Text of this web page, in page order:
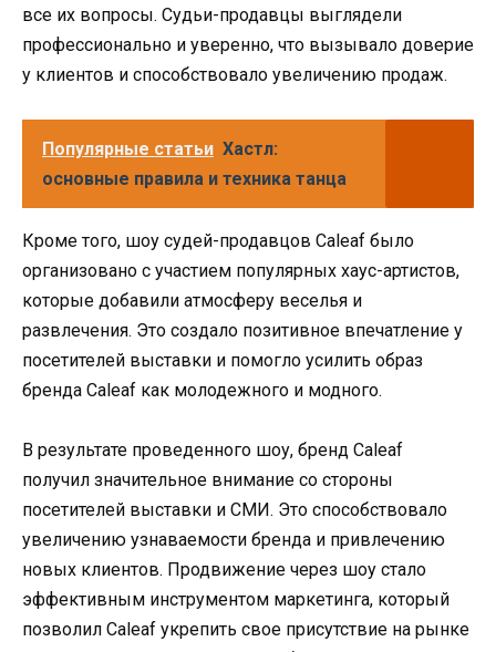
все их вопросы. Судьи-продавцы выглядели
профессионально и уверенно, что вызывало доверие
у клиентов и способствовало увеличению продаж.
Популярные статьи Хастл:
основные правила и техника танца
Кроме того, шоу судей-продавцов Caleaf было
организовано с участием популярных хаус-артистов,
которые добавили атмосферу веселья и
развлечения. Это создало позитивное впечатление у
посетителей выставки и помогло усилить образ
бренда Caleaf как молодежного и модного.
В результате проведенного шоу, бренд Caleaf
получил значительное внимание со стороны
посетителей выставки и СМИ. Это способствовало
увеличению узнаваемости бренда и привлечению
новых клиентов. Продвижение через шоу стало
эффективным инструментом маркетинга, который
позволил Caleaf укрепить свое присутствие на рынке